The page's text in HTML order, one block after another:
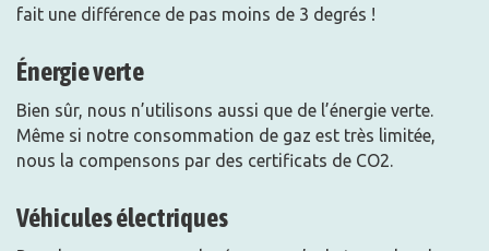
fait une différence de pas moins de 3 degrés !
Énergie verte
Bien sûr, nous n’utilisons aussi que de l’énergie verte.
Même si notre consommation de gaz est très limitée,
nous la compensons par des certificats de CO2.
Véhicules électriques